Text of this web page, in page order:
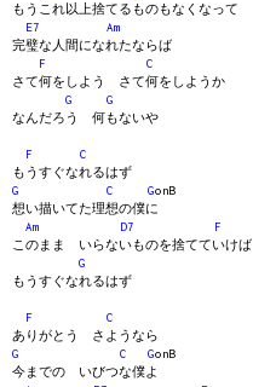
もうこれ以上捨てるものもなくなって
E7
Am
完璧な人間になれたならば
F
C
さて何をしよう さて何をしようか
G
G
なんだろう 何もないや
F
C
もうすぐなれるはず
G
C GonB
想い描いてた理想の僕に
Am
D7
F
このまま いらないものを捨てていけば
G
もうすぐなれるはず
F
C
ありがとう さようなら
G
C GonB
今までの いびつな僕よ